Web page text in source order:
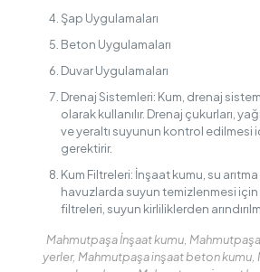
Şap Uygulamaları
Beton Uygulamaları
Duvar Uygulamaları
Drenaj Sistemleri: Kum, drenaj
olarak kullanılır. Drenaj çukurları,
ve yeraltı suyunun kontrol edilmesi
gerektirir.
Kum Filtreleri: İnşaat kumu, su
havuzlarda suyun temizlenmesi için
filtreleri, suyun kirliliklerden
Mahmutpaşa İnşaat kumu,
yerler, Mahmutpaşa inşaat beton kumu,